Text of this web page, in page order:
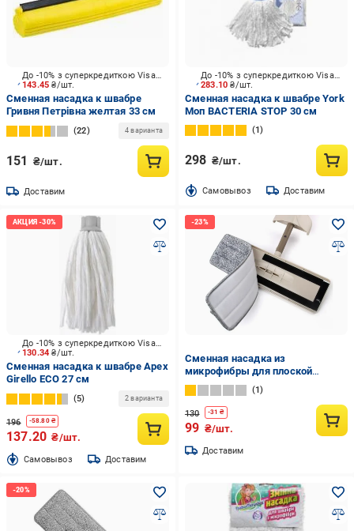
143.45₴/шт.
До -10% з суперкредиткою Visa Вигода
Сменная насадка к швабре
Гривня Петрівна желтая 33 см
22 4 варианта
151 ₴/шт.
Доставим
283.10₴/шт.
До -10% з суперкредиткою Visa Вигода
Сменная насадка к швабре York
Моп BACTERIA STOP 30 см
1
298 ₴/шт.
Cамовывоз Доставим
130.34₴/шт.
До -10% з суперкредиткою Visa Вигода
Сменная насадка к швабре Apex
Girello ECO 27 см
5 2 варианта
196 -58.80₴
137.20 ₴/шт.
Cамовывоз Доставим
Сменная насадка из
микрофибры для плоской
швабры 32х11 см
1
130 -31 ₴
99 ₴/шт.
Доставим